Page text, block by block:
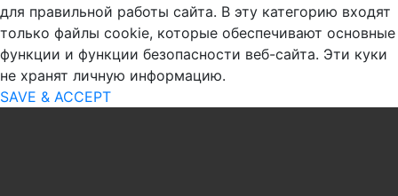
для правильной работы сайта. В эту категорию входят
только файлы cookie, которые обеспечивают основные
функции и функции безопасности веб-сайта. Эти куки
не хранят личную информацию.
SAVE & ACCEPT